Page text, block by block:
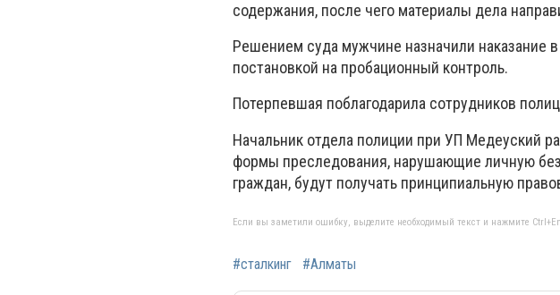
содержания, после чего материалы дела
Решением суда мужчине назначили наказание
постановкой на пробационный контроль.
Потерпевшая поблагодарила сотрудников
Начальник отдела полиции при УП Медеуский
формы преследования, нарушающие личную
граждан, будут получать принципиальную
Если вы заметили ошибку, выделите необходимый текст и нажмите
#сталкинг #Алматы